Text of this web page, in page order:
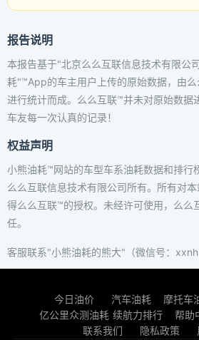
报告说明
本报告基于"北京么么互联信息技术有限公
耗"™App的车主用户上传的原始数据，由
进行统计而成。么么互联™并未对原始数据
车友每一次认真的记录！
权益声明
小熊油耗™网站的车型车系油耗数据和排行
么么互联信息技术有限公司所有。所有对
得么么互联™的授权。未经许可使用，么么
任。
客服联系"小熊油耗的熊大"（微信号：
今日油价 汽车油耗 摩托车
亿公里众测油耗 续航力排行 帮助
联系我们
隐私政策